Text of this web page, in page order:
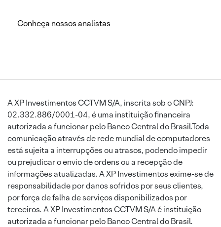
Conheça nossos analistas
A XP Investimentos CCTVM S/A, inscrita sob o CNPJ:
02.332.886/0001-04, é uma instituição financeira
autorizada a funcionar pelo Banco Central do Brasil.Toda
comunicação através de rede mundial de computadores
está sujeita a interrupções ou atrasos, podendo impedir
ou prejudicar o envio de ordens ou a recepção de
informações atualizadas. A XP Investimentos exime-se de
responsabilidade por danos sofridos por seus clientes,
por força de falha de serviços disponibilizados por
terceiros. A XP Investimentos CCTVM S/A é instituição
autorizada a funcionar pelo Banco Central do Brasil.